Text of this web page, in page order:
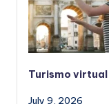
Turismo virtual
July 9, 2026